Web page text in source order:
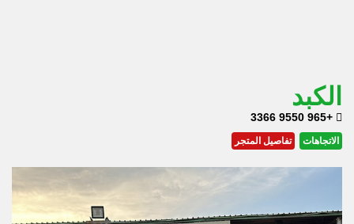
الكبد
+965 9550 3366
الاتجاهات تفاصيل المتجر